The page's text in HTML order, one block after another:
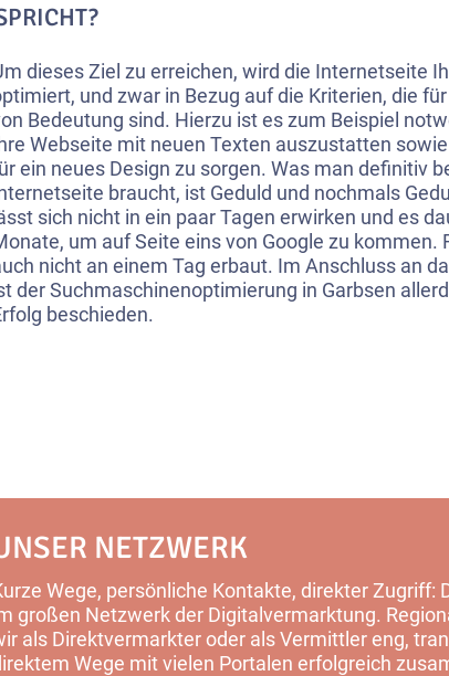
dieses Ziel zu erreichen, wird die Internetseite
und zwar in Bezug auf die Kriterien, die
Bedeutung sind. Hierzu ist es zum Beispiel
Webseite mit neuen Texten auszustatten
ein neues Design zu sorgen. Was man definitiv
braucht, ist Geduld und nochmals
sich nicht in ein paar Tagen erwirken und es
um auf Seite eins von Google zu kommen.
nicht an einem Tag erbaut. Im Anschluss an
der Suchmaschinenoptimierung in Garbsen
beschieden.
NETZWERK
Wege, persönliche Kontakte, direkter Zugriff:
großen Netzwerk der Digitalvermarktung.
als Direktvermarkter oder als Vermittler eng,
Wege mit vielen Portalen erfolgreich